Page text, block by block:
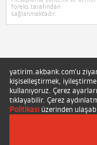
foreks tarafından
sağlanmaktadır.